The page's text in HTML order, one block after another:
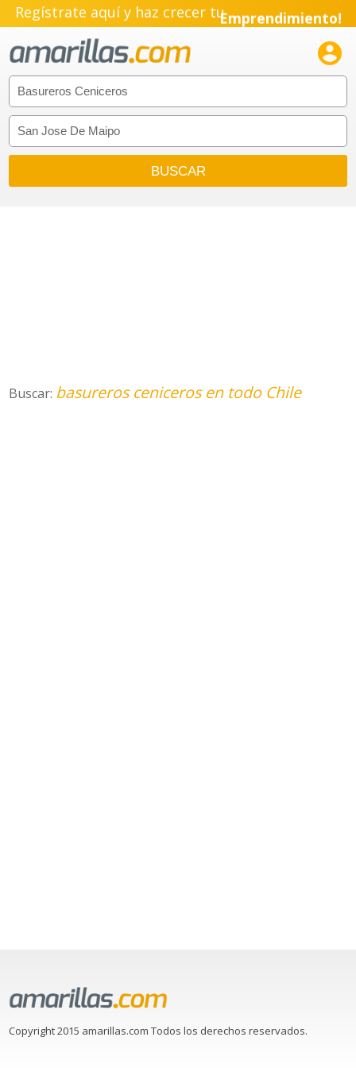
Regístrate aquí y haz crecer tuEmprendimiento!

Buscar: basureros ceniceros en todo Chile
Copyright 2015 amarillas.com Todos los derechos reservados.